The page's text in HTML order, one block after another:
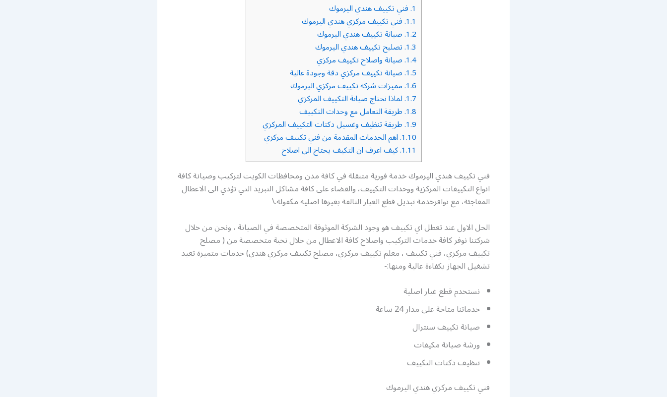
1. فني تكييف هندي اليرموك
1.1. فني تكييف مركزي هندي اليرموك
1.2. صيانة تكييف هندي اليرموك
1.3. تصليح تكييف هندي اليرموك
1.4. صيانة واصلاح تكييف مركزي
1.5. صيانة تكييف مركزي دقة وجودة عالية
1.6. مميزات شركة تكييف مركزي اليرموك
1.7. لماذا نحتاج صيانة التكييف المركزي
1.8. طريقة التعامل مع وحدات التكييف
1.9. طريقة تنظيف وغسيل دكتات التكييف المركزي
1.10. اهم الخدمات المقدمة من فني تكييف مركزي
1.11. كيف اعرف ان التكيف يحتاج الى اصلاح
فني تكييف هندي اليرموك خدمة فورية متنقلة في كافة مدن ومحافظات الكويت لتركيب وصيانة كافة
انواع التكييفات المركزية ووحدات التكييف، والقضاء على كافة مشاكل التبريد التي تؤدي الى الاعطال
المفاجئة، مع توافرخدمة تبديل قطع الغيار التالفة بغيرها اصلية مكفولة.\
الحل الاول عند تعطل اي تكييف هو وجود الشركة الموثوقة المتخصصة في الصيانة ، ونحن من خلال
شركتنا نوفر كافة خدمات التركيب واصلاح كافة الاعطال من خلال نخبة متخصصة من ( مصلح
تكييف مركزي، فني تكييف ، معلم تكييف مركزي، مصلح تكييف مركزي هندي) خدمات متميزة تعيد
تشغيل الجهاز بكفاءة عالية ومنها:-
نستخدم قطع غيار اصلية
خدماتنا متاحة على مدار 24 ساعة
صيانة تكييف سنترال
ورشة صيانة مكيفات
تنظيف دكتات التكييف
فني تكييف مركزي هندي اليرموك